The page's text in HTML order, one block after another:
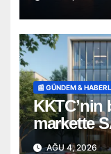
📰 GÜNDEM &
KKTC’nin
markette
AĞU 4, 2026